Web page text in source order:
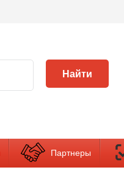
Найти
Партнеры